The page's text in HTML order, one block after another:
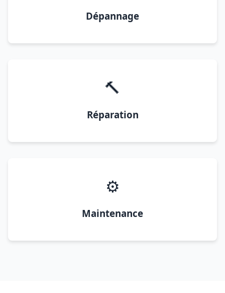
Dépannage
🔨
Réparation
⚙️
Maintenance